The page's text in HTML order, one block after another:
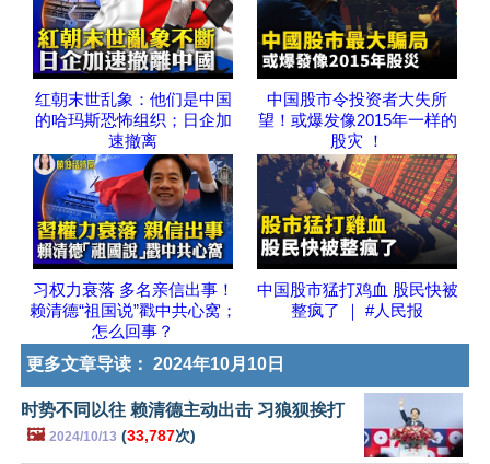
红朝末世乱象：他们是中国
的哈玛斯恐怖组织；日企加
速撤离
中国股市令投资者大失所
望！或爆发像2015年一样的
股灾 ！
习权力衰落 多名亲信出事！
赖清德“祖国说”戳中共心窝；
怎么回事？
中国股市猛打鸡血 股民快被
整疯了 ｜ #人民报
更多文章导读： 2024年10月10日
时势不同以往 赖清德主动出击 习狼狈挨打
🖼️ 2024/10/13 (33,787次)